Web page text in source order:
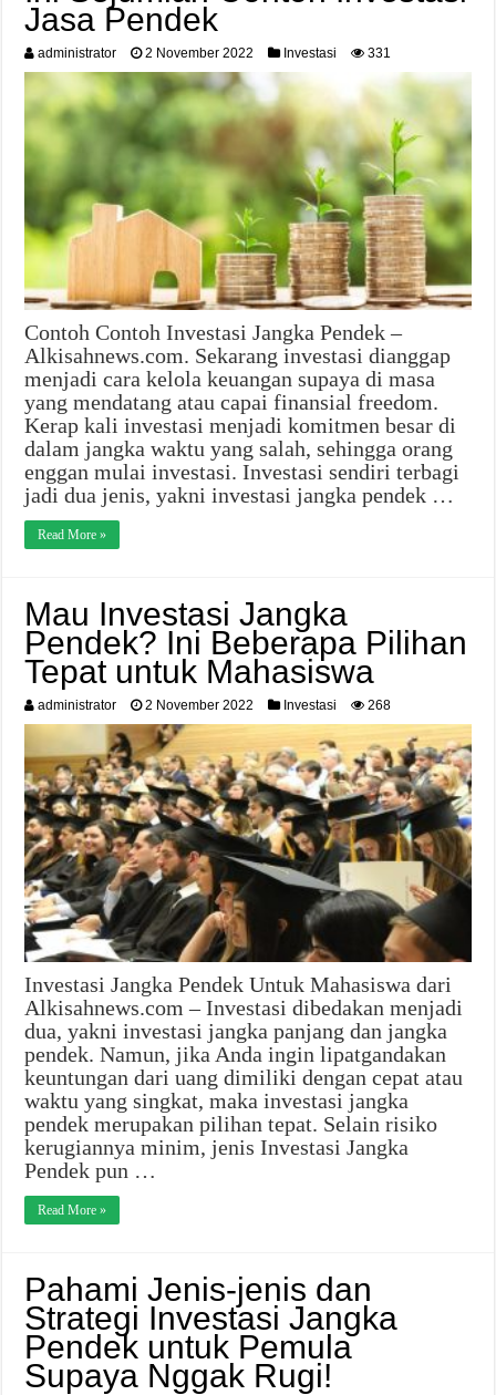
Jasa Pendek
administrator 2 November 2022 Investasi 331
Contoh Contoh Investasi Jangka Pendek –
Alkisahnews.com. Sekarang investasi dianggap
menjadi cara kelola keuangan supaya di masa
yang mendatang atau capai finansial freedom.
Kerap kali investasi menjadi komitmen besar di
dalam jangka waktu yang salah, sehingga orang
enggan mulai investasi. Investasi sendiri terbagi
jadi dua jenis, yakni investasi jangka pendek …
Read More »
Mau Investasi Jangka
Pendek? Ini Beberapa Pilihan
Tepat untuk Mahasiswa
administrator 2 November 2022 Investasi 268
Investasi Jangka Pendek Untuk Mahasiswa dari
Alkisahnews.com – Investasi dibedakan menjadi
dua, yakni investasi jangka panjang dan jangka
pendek. Namun, jika Anda ingin lipatgandakan
keuntungan dari uang dimiliki dengan cepat atau
waktu yang singkat, maka investasi jangka
pendek merupakan pilihan tepat. Selain risiko
kerugiannya minim, jenis Investasi Jangka
Pendek pun …
Read More »
Pahami Jenis-jenis dan
Strategi Investasi Jangka
Pendek untuk Pemula
Supaya Nggak Rugi!